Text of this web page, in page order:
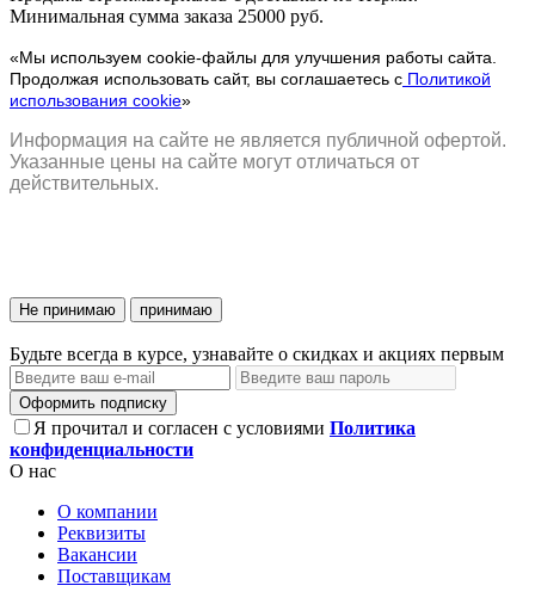
Минимальная сумма заказа 25000 руб.
«Мы используем cookie-файлы для улучшения работы сайта.
Продолжая использовать сайт, вы соглашаетесь с Политикой
использования cookie»
Информация на сайте не является публичной офертой.
Указанные цены на сайте могут отличаться от
действительных.
Не принимаю принимаю
Будьте всегда в курсе, узнавайте о скидках и акциях первым
Оформить подписку
Я прочитал и согласен с условиями Политика
конфиденциальности
О нас
О компании
Реквизиты
Вакансии
Поставщикам